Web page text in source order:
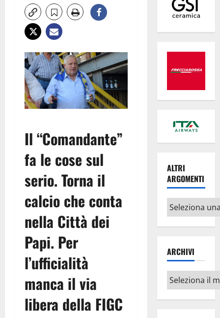
Il “Comandante”
fa le cose sul
serio. Torna il
calcio che conta
nella Città dei
Papi. Per
l’ufficialità
manca il via
libera della FIGC
ALTRI
ARGOMENTI
Altri
argomenti
ARCHIVI
Archivi